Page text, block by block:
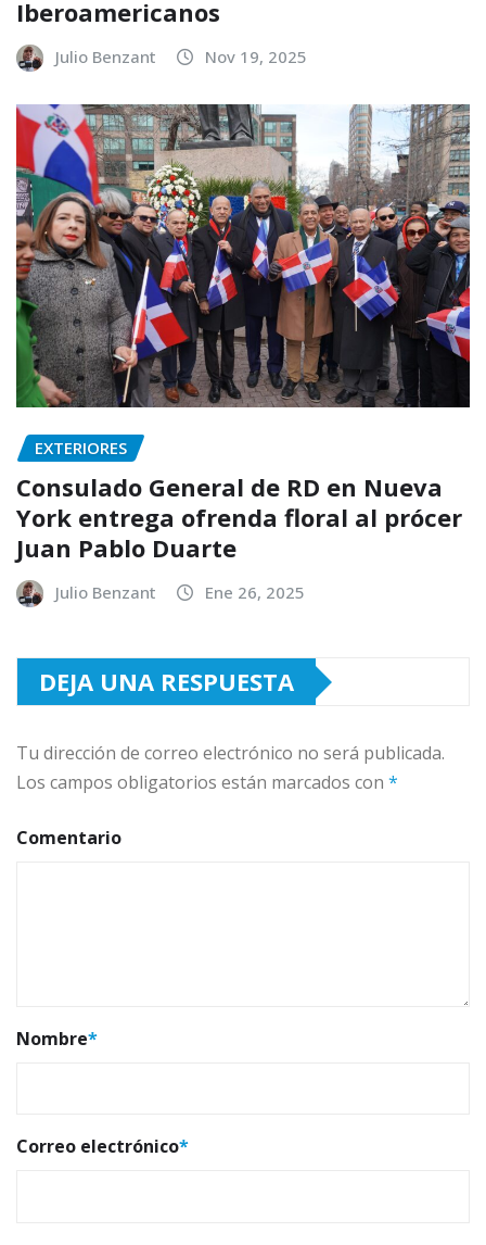
Iberoamericanos
Julio Benzant Nov 19, 2025
EXTERIORES
Consulado General de RD en Nueva
York entrega ofrenda floral al prócer
Juan Pablo Duarte
Julio Benzant Ene 26, 2025
DEJA UNA RESPUESTA
Tu dirección de correo electrónico no será publicada.
Los campos obligatorios están marcados con *
Comentario
Nombre*
Correo electrónico*